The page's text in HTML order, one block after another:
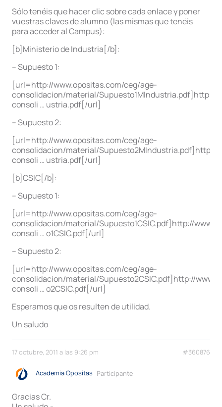
Sólo tenéis que hacer clic sobre cada enlace y poner
vuestras claves de alumno (las mismas que tenéis
para acceder al Campus):
[b]Ministerio de Industria[/b]:
– Supuesto 1:
[url=http://www.opositas.com/ceg/age-
consolidacion/material/Supuesto1MIndustria.pdf]http://
consoli … ustria.pdf[/url]
– Supuesto 2:
[url=http://www.opositas.com/ceg/age-
consolidacion/material/Supuesto2MIndustria.pdf]http://
consoli … ustria.pdf[/url]
[b]CSIC[/b]:
– Supuesto 1:
[url=http://www.opositas.com/ceg/age-
consolidacion/material/Supuesto1CSIC.pdf]http://
consoli … o1CSIC.pdf[/url]
– Supuesto 2:
[url=http://www.opositas.com/ceg/age-
consolidacion/material/Supuesto2CSIC.pdf]http://
consoli … o2CSIC.pdf[/url]
Esperamos que os resulten de utilidad.
Un saludo
17 octubre, 2011 a las 9:26 pm #360876
Academia Opositas Participante
Gracias Cr.